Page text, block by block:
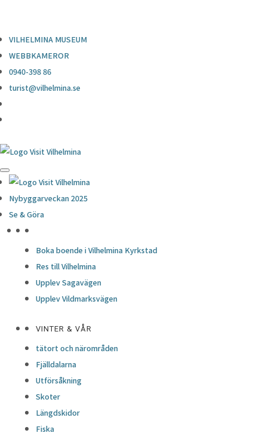
VILHELMINA MUSEUM
WEBBKAMEROR
0940-398 86
turist@vilhelmina.se
Nybyggarveckan 2025
Se & Göra
Boka boende i Vilhelmina Kyrkstad
Res till Vilhelmina
Upplev Sagavägen
Upplev Vildmarksvägen
VINTER & VÅR
tätort och närområden
Fjälldalarna
Utförsåkning
Skoter
Längdskidor
Fiska